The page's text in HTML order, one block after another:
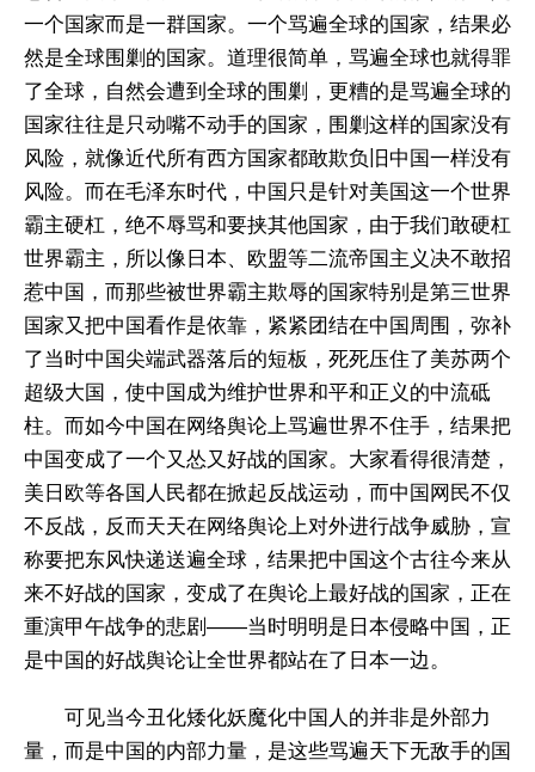
一个国家而是一群国家。一个骂遍全球的国家，结果必
然是全球围剿的国家。道理很简单，骂遍全球也就得罪
了全球，自然会遭到全球的围剿，更糟的是骂遍全球的
国家往往是只动嘴不动手的国家，围剿这样的国家没有
风险，就像近代所有西方国家都敢欺负旧中国一样没有
风险。而在毛泽东时代，中国只是针对美国这一个世界
霸主硬杠，绝不辱骂和要挟其他国家，由于我们敢硬杠
世界霸主，所以像日本、欧盟等二流帝国主义决不敢招
惹中国，而那些被世界霸主欺辱的国家特别是第三世界
国家又把中国看作是依靠，紧紧团结在中国周围，弥补
了当时中国尖端武器落后的短板，死死压住了美苏两个
超级大国，使中国成为维护世界和平和正义的中流砥
柱。而如今中国在网络舆论上骂遍世界不住手，结果把
中国变成了一个又怂又好战的国家。大家看得很清楚，
美日欧等各国人民都在掀起反战运动，而中国网民不仅
不反战，反而天天在网络舆论上对外进行战争威胁，宣
称要把东风快递送遍全球，结果把中国这个古往今来从
来不好战的国家，变成了在舆论上最好战的国家，正在
重演甲午战争的悲剧——当时明明是日本侵略中国，正
是中国的好战舆论让全世界都站在了日本一边。
可见当今丑化矮化妖魔化中国人的并非是外部力
量，而是中国的内部力量，是这些骂遍天下无敌手的国